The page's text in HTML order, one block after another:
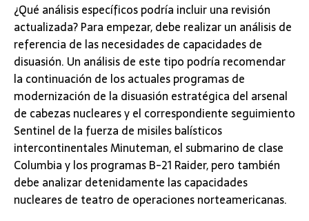
¿Qué análisis específicos podría incluir una revisión
actualizada? Para empezar, debe realizar un análisis de
referencia de las necesidades de capacidades de
disuasión. Un análisis de este tipo podría recomendar
la continuación de los actuales programas de
modernización de la disuasión estratégica del arsenal
de cabezas nucleares y el correspondiente seguimiento
Sentinel de la fuerza de misiles balísticos
intercontinentales Minuteman, el submarino de clase
Columbia y los programas B-21 Raider, pero también
debe analizar detenidamente las capacidades
nucleares de teatro de operaciones norteamericanas.